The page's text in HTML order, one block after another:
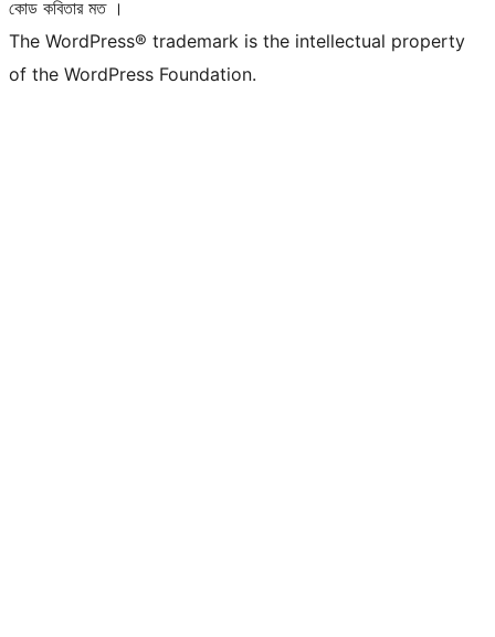
কোড কবিতার মত ।
The WordPress® trademark is the intellectual property
of the WordPress Foundation.